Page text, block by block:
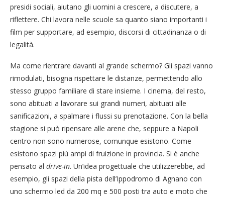
presidi sociali, aiutano gli uomini a crescere, a discutere, a
riflettere. Chi lavora nelle scuole sa quanto siano importanti i
film per supportare, ad esempio, discorsi di cittadinanza o di
legalità.
Ma come rientrare davanti al grande schermo? Gli spazi vanno
rimodulati, bisogna rispettare le distanze, permettendo allo
stesso gruppo familiare di stare insieme. I cinema, del resto,
sono abituati a lavorare sui grandi numeri, abituati alle
sanificazioni, a spalmare i flussi su prenotazione. Con la bella
stagione si può ripensare alle arene che, seppure a Napoli
centro non sono numerose, comunque esistono. Come
esistono spazi più ampi di fruizione in provincia. Si è anche
pensato al drive-in. Un’idea progettuale che utilizzerebbe, ad
esempio, gli spazi della pista dell’Ippodromo di Agnano con
uno schermo led da 200 mq e 500 posti tra auto e moto che